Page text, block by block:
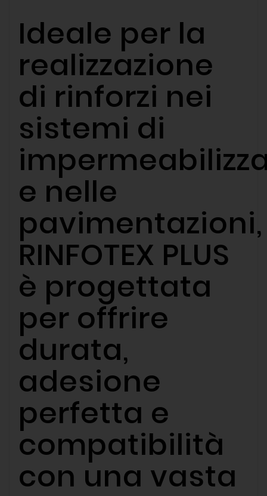
Ideale per la
realizzazione
di rinforzi nei
sistemi di
e nelle
pavimentazioni,
RINFOTEX PLUS
è progettata
per offrire
durata,
adesione
perfetta e
compatibilità
con una vasta